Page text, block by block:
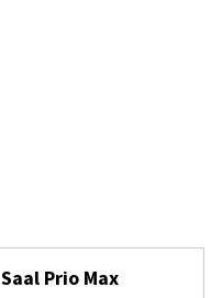
Saal Prio Max